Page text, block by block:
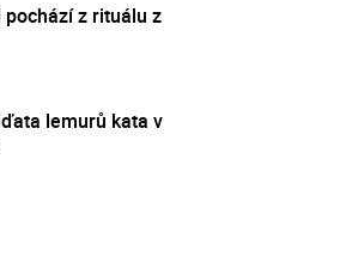
pochází z rituálu z
lemurů kata v